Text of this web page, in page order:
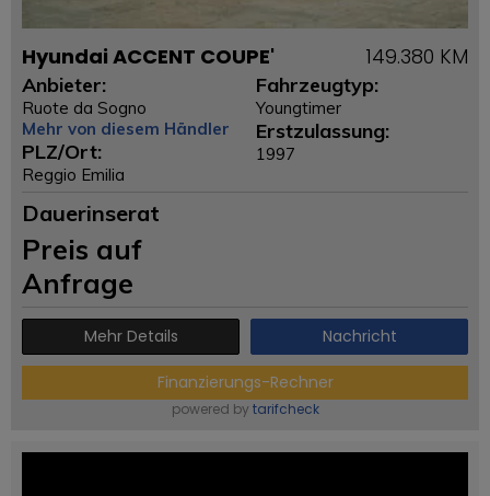
Hyundai ACCENT COUPE' 149.380 KM
Anbieter:
Ruote da Sogno
Mehr von diesem Händler
PLZ/Ort:
Reggio Emilia
Fahrzeugtyp:
Youngtimer
Erstzulassung:
1997
Dauerinserat
Preis auf
Anfrage
Mehr Details Nachricht
Finanzierungs-Rechner
powered by tarifcheck